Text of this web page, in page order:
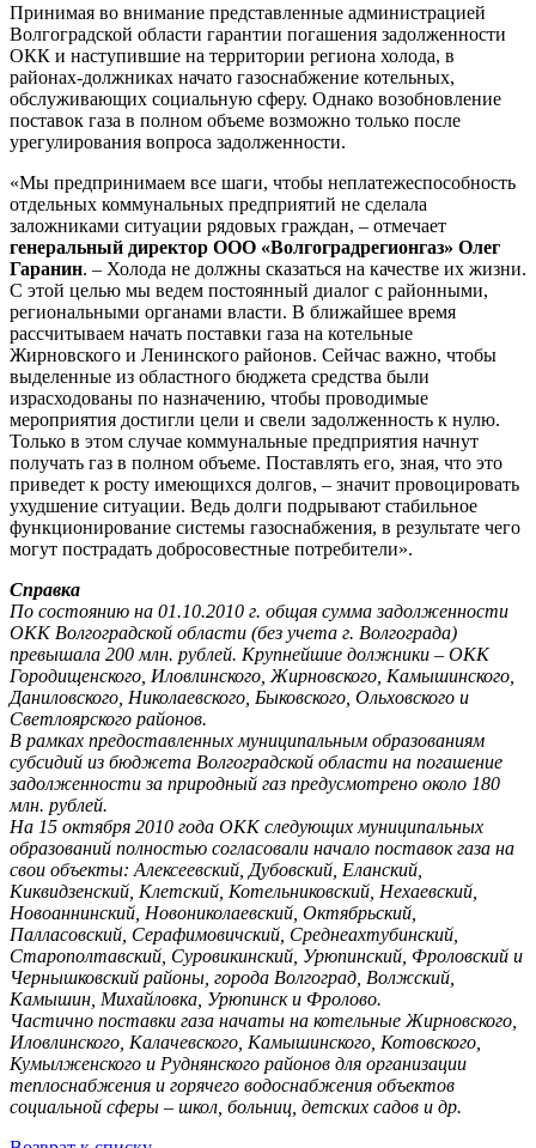
Принимая во внимание представленные администрацией
Волгоградской области гарантии погашения задолженности
ОКК и наступившие на территории региона холода, в
районах-должниках начато газоснабжение котельных,
обслуживающих социальную сферу. Однако возобновление
поставок газа в полном объеме возможно только после
урегулирования вопроса задолженности.
«Мы предпринимаем все шаги, чтобы неплатежеспособность
отдельных коммунальных предприятий не сделала
заложниками ситуации рядовых граждан, – отмечает
генеральный директор ООО «Волгоградрегионгаз» Олег
Гаранин. – Холода не должны сказаться на качестве их жизни.
С этой целью мы ведем постоянный диалог с районными,
региональными органами власти. В ближайшее время
рассчитываем начать поставки газа на котельные
Жирновского и Ленинского районов. Сейчас важно, чтобы
выделенные из областного бюджета средства были
израсходованы по назначению, чтобы проводимые
мероприятия достигли цели и свели задолженность к нулю.
Только в этом случае коммунальные предприятия начнут
получать газ в полном объеме. Поставлять его, зная, что это
приведет к росту имеющихся долгов, – значит провоцировать
ухудшение ситуации. Ведь долги подрывают стабильное
функционирование системы газоснабжения, в результате чего
могут пострадать добросовестные потребители».
Справка
По состоянию на 01.10.2010 г. общая сумма задолженности
ОКК Волгоградской области (без учета г. Волгограда)
превышала 200 млн. рублей. Крупнейшие должники – ОКК
Городищенского, Иловлинского, Жирновского, Камышинского,
Даниловского, Николаевского, Быковского, Ольховского и
Светлоярского районов.
В рамках предоставленных муниципальным образованиям
субсидий из бюджета Волгоградской области на погашение
задолженности за природный газ предусмотрено около 180
млн. рублей.
На 15 октября 2010 года ОКК следующих муниципальных
образований полностью согласовали начало поставок газа на
свои объекты: Алексеевский, Дубовский, Еланский,
Киквидзенский, Клетский, Котельниковский, Нехаевский,
Новоаннинский, Новониколаевский, Октябрьский,
Палласовский, Серафимовичский, Среднеахтубинский,
Старополтавский, Суровикинский, Урюпинский, Фроловский и
Чернышковский районы, города Волгоград, Волжский,
Камышин, Михайловка, Урюпинск и Фролово.
Частично поставки газа начаты на котельные Жирновского,
Иловлинского, Калачевского, Камышинского, Котовского,
Кумылженского и Руднянского районов для организации
теплоснабжения и горячего водоснабжения объектов
социальной сферы – школ, больниц, детских садов и др.